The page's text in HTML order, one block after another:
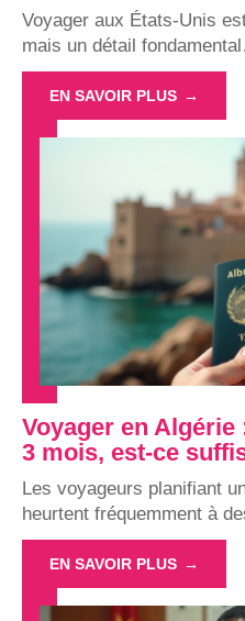
Voyager aux États-Unis
mais un détail fondamental
EN SAVOIR PLUS
Voyager en
3 mois, est-ce
Les voyageurs planifiant
heurtent fréquemment à
EN SAVOIR PLUS